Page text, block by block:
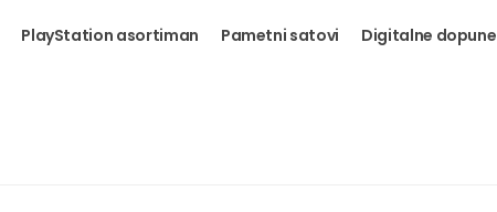
PlayStation asortiman Pametni satovi Digitalne dopune